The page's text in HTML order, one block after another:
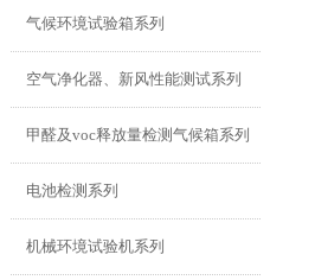
气候环境试验箱系列
空气净化器、新风性能测试系列
甲醛及voc释放量检测气候箱系列
电池检测系列
机械环境试验机系列